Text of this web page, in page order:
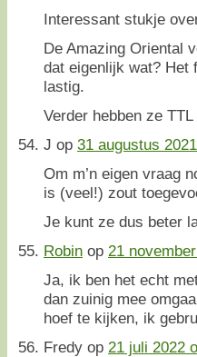
Interessant stukje
De Amazing Oriental
dat eigenlijk wat? Het
lastig.
Verder hebben ze
J op 31 augustus
Om m’n eigen vraag
is (veel!) zout
Je kunt ze dus beter
Robin op 21
Ja, ik ben het echt
dan zuinig mee
hoef te kijken, ik
Fredy op 21 juli 2022